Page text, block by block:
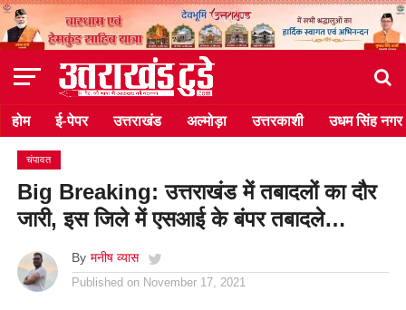
होम ई-पेपर उत्तराखंड अल्मोड़ा उत्तरकाशी उधम सिंह नगर
चंपावत
Big Breaking: उत्तराखंड में तबादलों का दौर
जारी, इस जिले में एसआई के बंपर तबादले…
By मनीष व्यास
Published on November 17, 2021